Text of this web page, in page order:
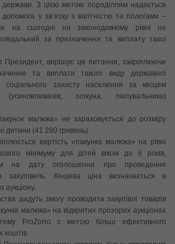
держави. З цією метою породіллям надається
у зв’язку з вагітністю та пологами –
на сьогодні на законодавчому рівні не
за призначення та виплату такої
Президент, вирішує це питання, закріплюючи
та виплати такого виду державної
захисту населення за місцем
опікуна, піклувальника)
малюка» не зараховується до розміру
дитини (41 280 гривень).
вартість «пакунка малюка» на рівні
мінімуму для дітей віком до 6 років,
на дату оголошення про проведення
закупівель. Кінцева ціна визначається в
аукціону.
дадуть змогу проводити закупівлі товарів
малюка» на відкритих прозорих аукціонах
ProZorro з метою більш ефективного
коштів.